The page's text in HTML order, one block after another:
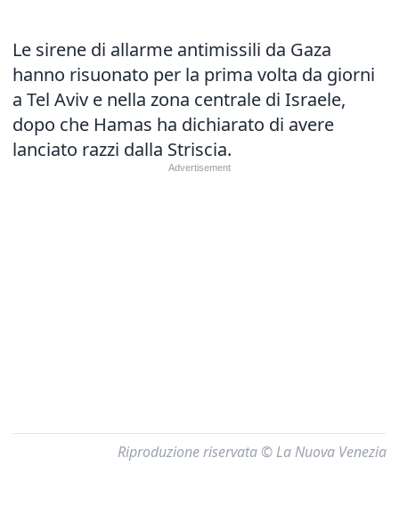
Le sirene di allarme antimissili da Gaza
hanno risuonato per la prima volta da giorni
a Tel Aviv e nella zona centrale di Israele,
dopo che Hamas ha dichiarato di avere
lanciato razzi dalla Striscia.
Riproduzione riservata © La Nuova Venezia